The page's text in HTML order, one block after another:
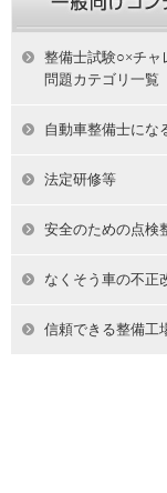
整備士試験○×チャ
問題カテゴリ一覧
自動車整備士にな
法定研修等
安全のための点検
なくそう車の不正
信頼できる整備工